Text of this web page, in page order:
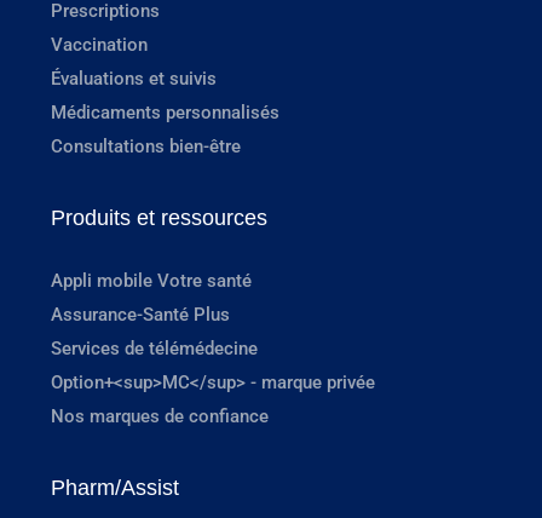
Prescriptions
Vaccination
Évaluations et suivis
Médicaments personnalisés
Consultations bien-être
Produits et ressources
Appli mobile Votre santé
Assurance-Santé Plus
Services de télémédecine
Option+<sup>MC</sup> - marque privée
Nos marques de confiance
Pharm/Assist